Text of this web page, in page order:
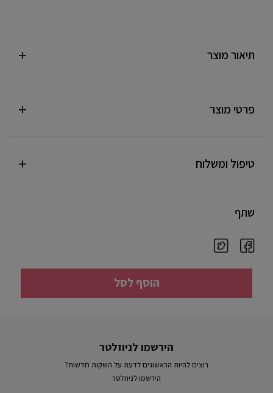
תיאור מוצר
פרטי מוצר
טיפול ומשלוח
שתף
הוסף לסל
הירשמו לניוזלטר
רוצים להיות הראשונים לדעת על השקות חדשות?
הירשמו לניוזלטר